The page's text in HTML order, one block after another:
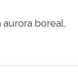
boreal.